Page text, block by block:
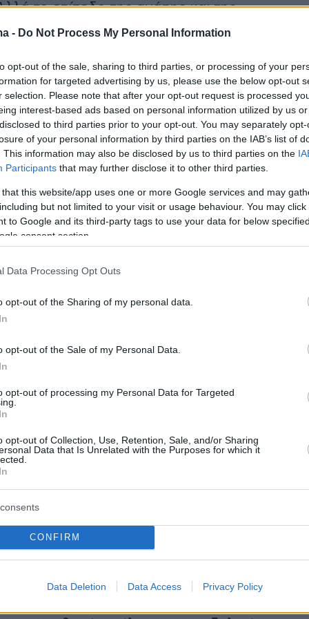
- Do Not Process My Personal Information
opt-out of the sale, sharing to third parties, or processing of your
for targeted advertising by us, please use the below opt-out
selection. Please note that after your opt-out request is processed
interest-based ads based on personal information utilized by us
to third parties prior to your opt-out. You may separately
of your personal information by third parties on the IAB’s list of
This information may also be disclosed by us to third parties on the
Participants that may further disclose it to other third parties.
that this website/app uses one or more Google services and may
but not limited to your visit or usage behaviour. You may
to Google and its third-party tags to use your data for below
consent section.
Data Processing Opt Outs
opt-out of the Sharing of my personal data.
opt-out of the Sale of my Personal Data.
opt-out of processing my Personal Data for Targeted
opt-out of Collection, Use, Retention, Sale, and/or Sharing
Data that Is Unrelated with the Purposes for which it
CONFIRM
Data Deletion Data Access Privacy Policy
το επίπεδο της αγάπης και της
που ένιωσα για αυτούς μέσα από τις
ψυχεδελικά ναρκωτικά στις ΗΠΑ - Οι
ναρκωτικά εξακολουθούν να είναι
πλειονότητα των Ηνωμένων Πολιτειών, με
Κολοράντο, τα μαγικά μανιτάρια είναι νόμιμα
χρήση.
προσκεκλημένοι στο φετινό συνέδριο
του NFL Άαρον Ρότζερς, ο οποίος έχει
παρελθόν, και ο πρώην Ρεπουμπλικανός